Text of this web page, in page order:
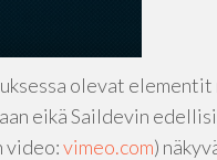
olevat
eikä Saildevin
video:vimeo.com)